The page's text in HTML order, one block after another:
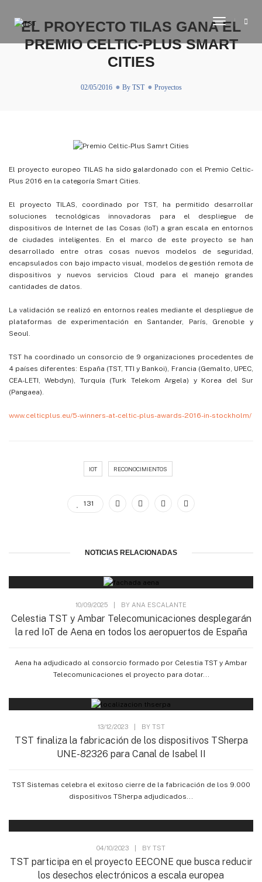
Toggle
EL PROYECTO TILAS GANA EL
PREMIO CELTIC-PLUS SMART
CITIES
02/05/2016 By TST Proyectos
El proyecto europeo TILAS ha sido galardonado con el Premio Celtic-
Plus 2016 en la categoría Smart Cities.
El proyecto TILAS, coordinado por TST, ha permitido desarrollar
soluciones tecnológicas innovadoras para el despliegue de
dispositivos de Internet de las Cosas (IoT) a gran escala en entornos
de ciudades inteligentes. En el marco de este proyecto se han
desarrollado entre otras cosas nuevos modelos de seguridad,
encapsulados con bajo impacto visual, modelos de gestión remota de
dispositivos y nuevos servicios Cloud para el manejo grandes
cantidades de datos.
La validación se realizó en entornos reales mediante el despliegue de
plataformas de experimentación en Santander, París, Grenoble y
Seoul.
TST ha coordinado un consorcio de 9 organizaciones procedentes de
4 países diferentes: España (TST, TTI y Bankoi), Francia (Gemalto, UPEC,
CEA-LETI, Webdyn), Turquía (Turk Telekom Argela) y Korea del Sur
(Pangaea).
www.celticplus.eu/5-winners-at-celtic-plus-awards-2016-in-stockholm/
IOT RECONOCIMIENTOS
131
NOTICIAS RELACIONADAS
10/09/2025 BY ANA ESCALANTE
Celestia TST y Ambar Telecomunicaciones desplegarán
la red IoT de Aena en todos los aeropuertos de España
Aena ha adjudicado al consorcio formado por Celestia TST y Ambar
Telecomunicaciones el proyecto para dotar...
13/12/2023 BY TST
TST finaliza la fabricación de los dispositivos TSherpa
UNE-82326 para Canal de Isabel II
TST Sistemas celebra el exitoso cierre de la fabricación de los 9.000
dispositivos TSherpa adjudicados...
04/10/2023 BY TST
TST participa en el proyecto EECONE que busca reducir
los desechos electrónicos a escala europea